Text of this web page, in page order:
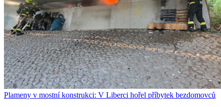
Plameny v mostní konstrukci: V Liberci hořel příbytek bezdomovců